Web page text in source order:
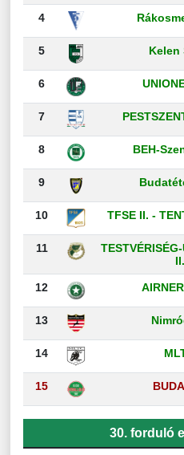
4
5 Kelen
6
7
8 BEH-
9
10 TFSE II. -
11
II.
12
13
14
15
30. forduló